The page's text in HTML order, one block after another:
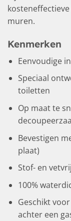
muren.
Kenmerken
Eenvoudige
Speciaal
toiletten
Op maat te
Bevestigen
plaat)
Stof- en
100%
Geschikt
achter een